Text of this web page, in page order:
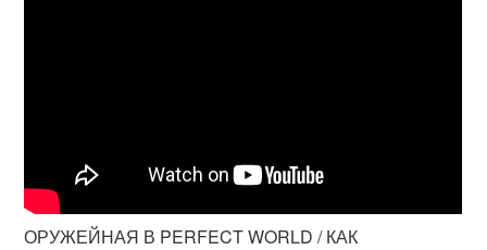
ОРУЖЕЙНАЯ В PERFECT WORLD / КАК